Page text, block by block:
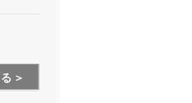
＞